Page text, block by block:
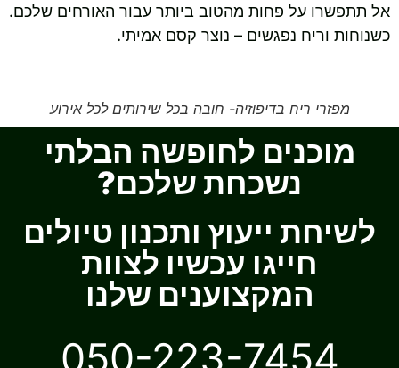
אל תתפשרו על פחות מהטוב ביותר עבור האורחים שלכם.
כשנוחות וריח נפגשים – נוצר קסם אמיתי.
מפזרי ריח בדיפוזיה- חובה בכל שירותים לכל אירוע
מוכנים לחופשה הבלתי
נשכחת שלכם?
לשיחת ייעוץ ותכנון טיולים
חייגו עכשיו לצוות
המקצוענים שלנו
050-223-7454